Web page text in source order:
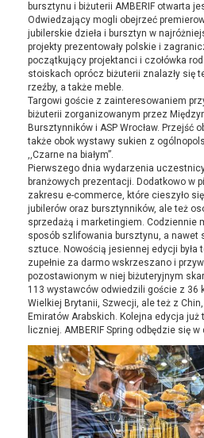
bursztynu i biżuterii AMBERIF otwarta
Odwiedzający mogli obejrzeć
jubilerskie dzieła i bursztyn w
projekty prezentowały polskie i
początkujący projektanci i czołówka
stoiskach oprócz biżuterii znalazły się
rzeźby, a także meble.
Targowi goście z zainteresowaniem
biżuterii zorganizowanym przez
Bursztynników i ASP Wrocław. Przejść
także obok wystawy sukien z
,,Czarne na białym”.
Pierwszego dnia wydarzenia
branżowych prezentacji. Dodatkowo w
zakresu e-commerce, które cieszyło
jubilerów oraz bursztynników, ale też
sprzedażą i marketingiem. Codziennie
sposób szlifowania bursztynu, a nawet
sztuce. Nowością jesiennej edycji była
zupełnie za darmo wskrzeszano i
pozostawionym w niej biżuteryjnym
113 wystawców odwiedzili goście z 36
Wielkiej Brytanii, Szwecji, ale też z
Emiratów Arabskich. Kolejna edycja
liczniej. AMBERIF Spring odbędzie się